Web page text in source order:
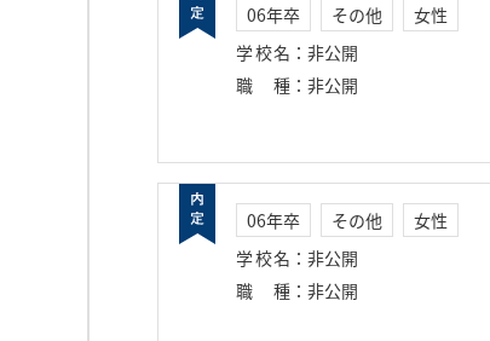
06年卒 その他
女性
学校名 ： 非公開
職種 ： 非公開
06年卒 その他
女性
学校名 ： 非公開
職種 ： 非公開